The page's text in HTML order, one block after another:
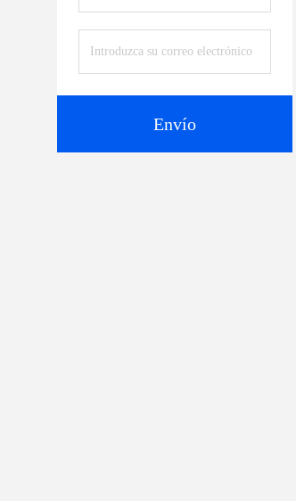
Envío